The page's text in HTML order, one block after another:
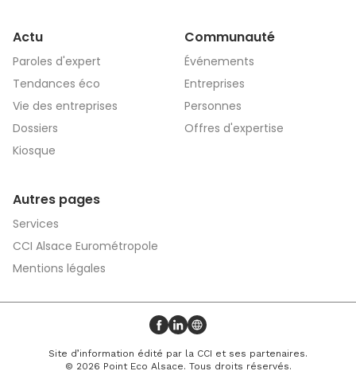
Actu
Paroles d'expert
Tendances éco
Vie des entreprises
Dossiers
Kiosque
Communauté
Événements
Entreprises
Personnes
Offres d'expertise
Autres pages
Services
CCI Alsace Eurométropole
Mentions légales
Profil Facebook
Profil LinkedIn
Site web
Site d’information édité par la CCI et ses partenaires.
© 2026 Point Eco Alsace. Tous droits réservés.